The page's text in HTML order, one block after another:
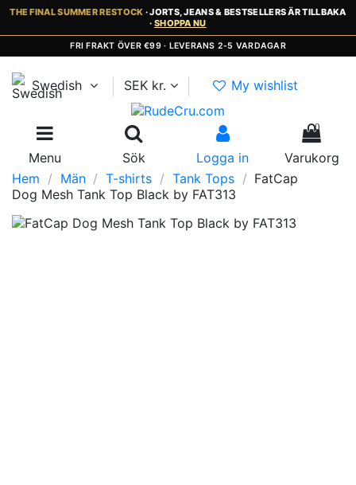
THE FINAL SUMMER RESTOCK · JORTS, JEANS & BESTSELLERS ÄR TILLBAKA
· SHOPPA NU
FRI FRAKT ÖVER €99 · LEVERANS 2-5 VARDAGAR
Swedish SEK kr. My wishlist
Menu Sök Logga in
0
Varukorg
Hem
Män T-shirts Tank Tops
FatCap
Dog Mesh Tank Top Black by FAT313